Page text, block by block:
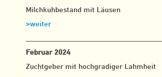
Milchkuhbestand mit Läusen
>weiter
Februar 2024
Zuchtgeber mit hochgradiger Lahmheit